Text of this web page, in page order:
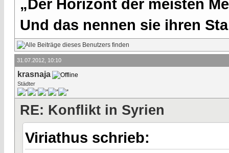
„Der Horizont der meisten
Und das nennen sie ihren
31.07.2012, 10:10
krasnaja
Städter
RE: Konflikt in Syrien
Viriathus schrieb: